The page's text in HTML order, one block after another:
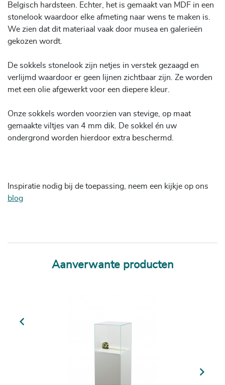
Belgisch hardsteen. Echter, het is gemaakt van MDF in een
stonelook waardoor elke afmeting naar wens te maken is.
We zien dat dit materiaal vaak door musea en galerieën
gekozen wordt.
De sokkels stonelook zijn netjes in verstek gezaagd en
verlijmd waardoor er geen lijnen zichtbaar zijn. Ze worden
met een olie afgewerkt voor een diepere kleur.
Onze sokkels worden voorzien van stevige, op maat
gemaakte viltjes van 4 mm dik. De sokkel én uw
ondergrond worden hierdoor extra beschermd.
Inspiratie nodig bij de toepassing, neem een kijkje op ons
blog
Aanverwante producten
Previous
Next